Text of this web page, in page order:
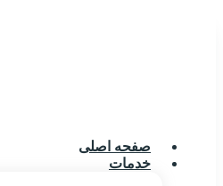
صفحه اصلی
خدمات